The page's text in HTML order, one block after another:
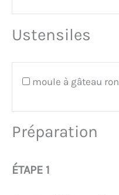
Ustensiles
moule à gâteau
Préparation
ÉTAPE 1